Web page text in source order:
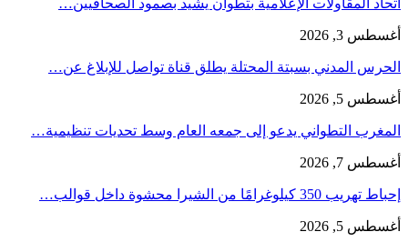
أغسطس 3, 2026
الحرس المدني بسبتة المحتلة يطلق قناة تواصل للإبلاغ عن…
أغسطس 5, 2026
المغرب التطواني يدعو إلى جمعه العام وسط تحديات تنظيمية…
أغسطس 7, 2026
إحباط تهريب 350 كيلوغرامًا من الشيرا محشوة داخل قوالب…
أغسطس 5, 2026